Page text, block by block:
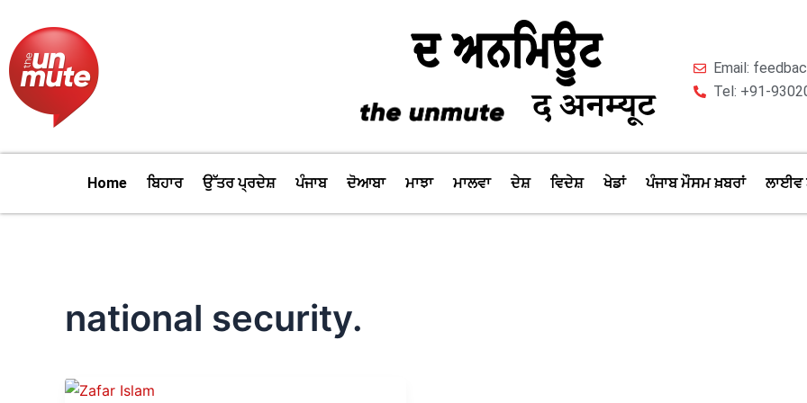
content
Email:
Tel: +91-
Home ਬਿਹਾਰ ਉੱਤਰ ਪ੍ਰਦੇਸ਼ ਪੰਜਾਬ ਦੋਆਬਾ ਮਾਝਾ ਮਾਲਵਾ ਦੇਸ਼ ਵਿਦੇਸ਼ ਖੇਡਾਂ ਪੰਜਾਬ ਮੌਸਮ ਖ਼ਬਰਾਂ ਲਾਈਵ
national security.